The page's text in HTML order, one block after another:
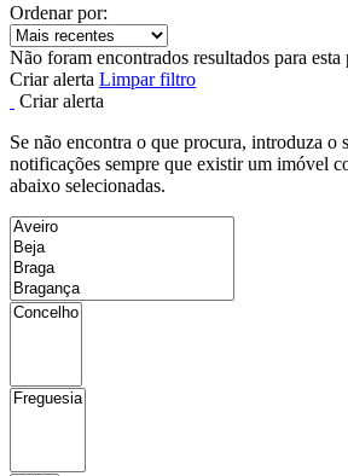
Ordenar por:
Não foram encontrados resultados para esta
Criar alerta Limpar filtro
Criar alerta
Se não encontra o que procura, introduza o
notificações sempre que existir um imóvel
abaixo selecionadas.